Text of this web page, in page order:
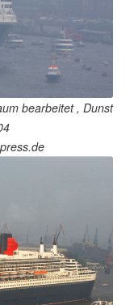
bearbeitet , Dunst